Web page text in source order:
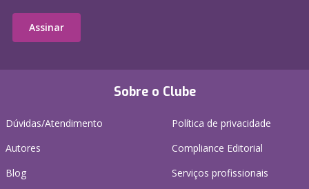
Sobre o Clube
Dúvidas/Atendimento
Autores
Blog
Política de privacidade
Compliance Editorial
Serviços profissionais
Assinar